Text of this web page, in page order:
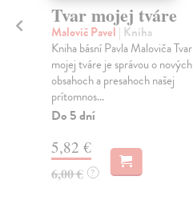
Tvar mojej tváre
Malovič Pavel | Kniha
Kniha básní Pavla Maloviča Tvar
mojej tváre je správou o nových
obsahoch a presahoch našej
prítomnos...
Do 5 dní
5,82 €
6,00 € ?